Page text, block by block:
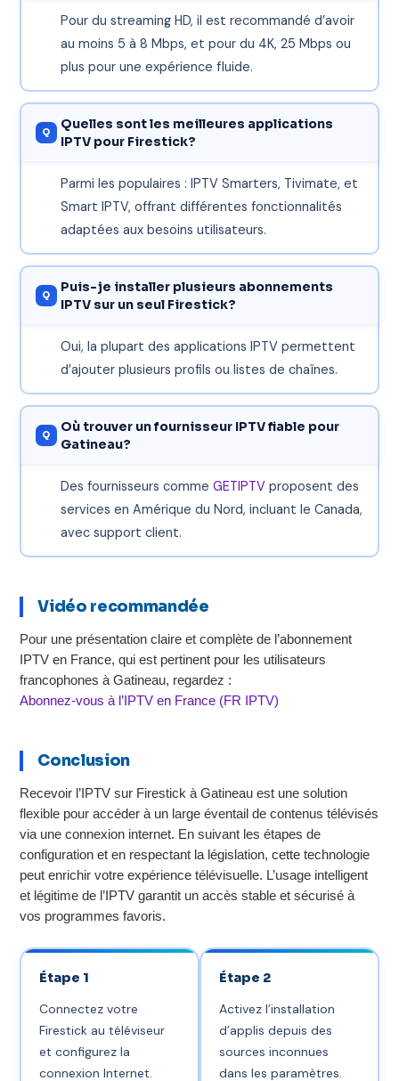
Pour du streaming HD, il est recommandé d’avoir
au moins 5 à 8 Mbps, et pour du 4K, 25 Mbps ou
plus pour une expérience fluide.
Quelles sont les meilleures applications
IPTV pour Firestick?
Parmi les populaires : IPTV Smarters, Tivimate, et
Smart IPTV, offrant différentes fonctionnalités
adaptées aux besoins utilisateurs.
Puis-je installer plusieurs abonnements
IPTV sur un seul Firestick?
Oui, la plupart des applications IPTV permettent
d’ajouter plusieurs profils ou listes de chaînes.
Où trouver un fournisseur IPTV fiable pour
Gatineau?
Des fournisseurs comme GETIPTVproposent des
services en Amérique du Nord, incluant le Canada,
avec support client.
Vidéo recommandée
Pour une présentation claire et complète de l’abonnement
IPTV en France, qui est pertinent pour les utilisateurs
francophones à Gatineau, regardez :
Abonnez-vous à l’IPTV en France (FR IPTV)
Conclusion
Recevoir l’IPTV sur Firestick à Gatineau est une solution
flexible pour accéder à un large éventail de contenus télévisés
via une connexion internet. En suivant les étapes de
configuration et en respectant la législation, cette technologie
peut enrichir votre expérience télévisuelle. L’usage intelligent
et légitime de l’IPTV garantit un accès stable et sécurisé à
vos programmes favoris.
Étape 1
Connectez votre
Firestick au téléviseur
et configurez la
connexion Internet.
Étape 2
Activez l’installation
d’applis depuis des
sources inconnues
dans les paramètres.